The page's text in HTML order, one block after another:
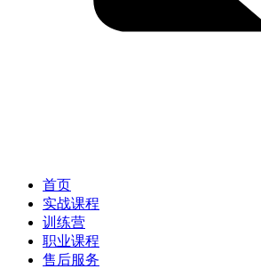
首页
实战课程
训练营
职业课程
售后服务